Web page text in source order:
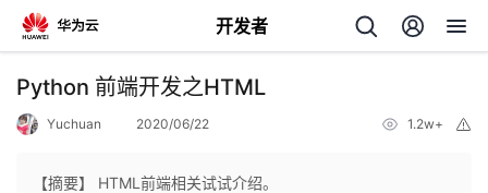
开发者
返
Python 前端开发之HTML
Yuchuan 2020/06/22 1.2w+
【摘要】 HTML前端相关试试介绍。